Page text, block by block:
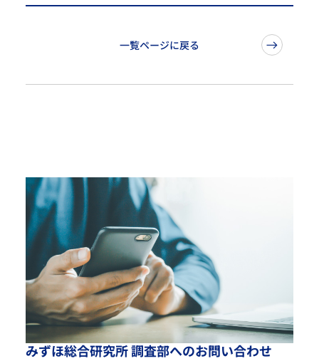
一覧ページに戻る
みずほ総合研究所調査部へのお問い合わせ